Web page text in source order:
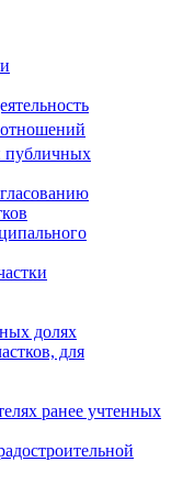
публичных
долях
для
ранее учтенных